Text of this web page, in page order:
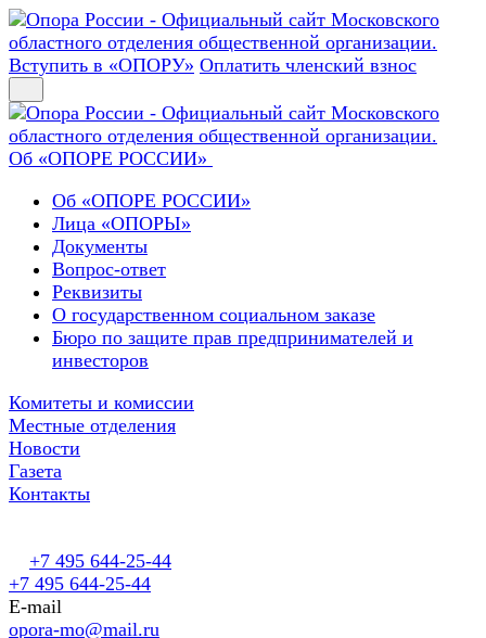
Вступить в «ОПОРУ» Оплатить членский взнос
Об «ОПОРЕ РОССИИ»
Об «ОПОРЕ РОССИИ»
Лица «ОПОРЫ»
Документы
Вопрос-ответ
Реквизиты
О государственном социальном заказе
Бюро по защите прав предпринимателей и
инвесторов
Комитеты и комиссии
Местные отделения
Новости
Газета
Контакты
+7 495 644-25-44
+7 495 644-25-44
E-mail
opora-mo@mail.ru